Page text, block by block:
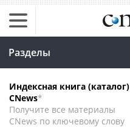
Разделы
Индексная книга (каталог)
CNews*
Получите все материалы
CNews по ключевому слову